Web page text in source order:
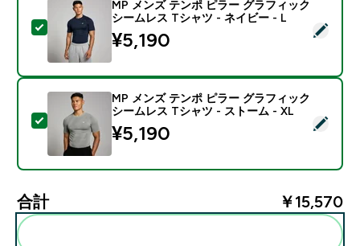
この商品を選択 - MP メンズ テンポ ピラー グラフィ
MP メンズ テンポ ピラー グラフィック
シームレス Tシャツ - ネイビー - L
¥5,190‎
この商品を選択 - MP メンズ テンポ ピラー グラフィ
MP メンズ テンポ ピラー グラフィック
シームレス Tシャツ - ストーム - XL
¥5,190‎
合計 ￥15,570‎